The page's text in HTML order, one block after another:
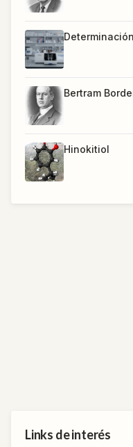
Bertram
Hinokitiol
Links de interés